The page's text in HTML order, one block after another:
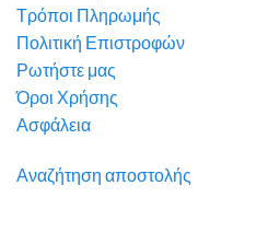
Τρόποι Πληρωμής
Πολιτική Επιστροφών
Ρωτήστε μας
Όροι Χρήσης
Ασφάλεια
Αναζήτηση αποστολής